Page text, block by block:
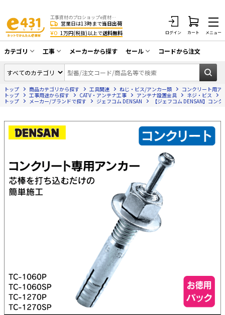
工事資材のプロショップe資材 CATV・アンテナ・防犯・光・LAN・電気・空調工事など
営業日は13時まで当日出荷
¥0 1万円(税抜)以上で送料無料 ログイン カート メニュー
カテゴリ
同軸ケーブル／テレビ用接栓／関連工具
アンテナ・取付金具・ブースター／CATV
部材類
防犯工事関連
電話線／コネクタ／アダプタ
光ファイバー・融着接続機関連
LANケーブル・コネクタ・関連資材/機器
太陽光発電ケーブル・コネクタ・関連資
電源ケーブル／コネクタ／分電盤／ブレ
ーカ
照明・照明器具
工事
CATV・アンテナ工事
光工事・FTTH工事
防犯カメラ工事
電話工事
電気配管工事
太陽光発電工事
メーカーから探す セール
在庫一掃セール
コードから注文
トップ 商品カテゴリから探す 工具関連 ねじ・ビス/アンカー類
コンクリート用ア
トップ
工事用途から探す CATV・アンテナ工事 アンテナ設置金具 ネジ・ビス
トップ
メーカー/ブランドで探す ジェフコム DENSAN 【ジェフコム DENSAN】コン